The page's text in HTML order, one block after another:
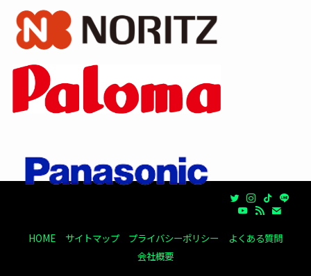
HOME サイトマップ プライバシーポリシー
よくある質問
会社概要